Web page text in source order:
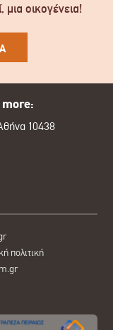
μια οικογένεια!
10438
πολιτική